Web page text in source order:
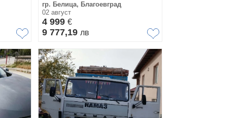
гр. Белица, Благоевград
02 август
4 999 €
9 777,19 лв